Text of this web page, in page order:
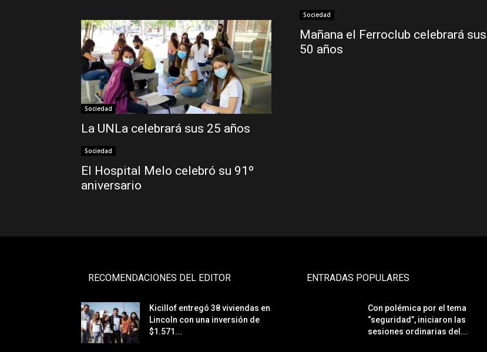
Sociedad
La UNLa celebrará sus 25 años
Sociedad
Mañana el Ferroclub celebrará sus
50 años
Sociedad
El Hospital Melo celebró su 91º
aniversario
RECOMENDACIONES DEL EDITOR
Kicillof entregó 38 viviendas en
Lincoln con una inversión de
$1.571...
ENTRADAS POPULARES
Con polémica por el tema
“seguridad”, iniciaron las
sesiones ordinarias del...